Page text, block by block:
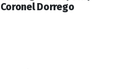
Coronel Dorrego